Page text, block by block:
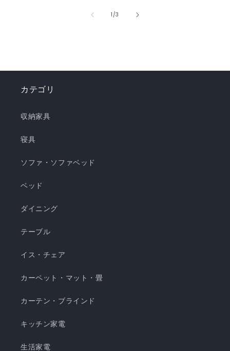
うな“ずっと触れていたくなる冷たさ”を実現しま
う！✨ ❄️強冷感リバーシブルケット ❄️強冷感リバ
き枕 ❄️強冷感3層ごろ寝マット ❄️強冷感ソファーパ
ッド ❄️強冷感極厚ラグ 🍃【New!!】通年使えるレ
ケット ・選べる4サイズ(ハーフ/シングル/セミダ
シブル仕様 ・柔らかくてとろっとしたくしゅくし
濯できてお手入れ簡単 瞬間避暑地 くしゅくしゅケ
暑地 くしゅくしゅケット SD...
1/の
3
カテゴリ
収納家具
寝具
ソファ・ソファベッド
ベッド
ダイニング
テーブル
イス・チェア
カーペット・マット・畳
カーテン・ブラインド
キッチン家電
生活家電